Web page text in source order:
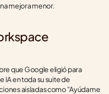
mejora menor.
que Google eligió para
IA en toda su suite de
aisladas como "Ayúdame